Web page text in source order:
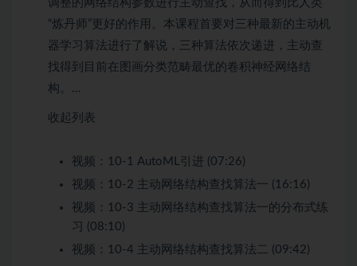
调整的网络结构参数进行主动查找，从而得到比人类
“炼丹师”更好的作用。本课程首要对三种最新的主动机
器学习算法进行了解说，三种算法依次递进，主动查
找得到目前在图画分类范畴最优的卷积神经网络结
构。…
收起列表
视频： 10-1 AutoML引进 (07:26)
视频： 10-2 主动网络结构查找算法一 (16:16)
视频： 10-3 主动网络结构查找算法一的分布式练
习 (08:10)
视频： 10-4 主动网络结构查找算法二 (09:42)